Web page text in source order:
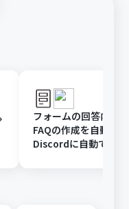
フォームの回答内容
FAQの作成を自動化
Discordに自動で通